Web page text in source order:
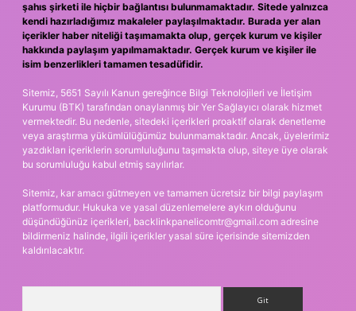
şahıs şirketi ile hiçbir bağlantısı bulunmamaktadır. Sitede yalnızca
kendi hazırladığımız makaleler paylaşılmaktadır. Burada yer alan
içerikler haber niteliği taşımamakta olup, gerçek kurum ve kişiler
hakkında paylaşım yapılmamaktadır. Gerçek kurum ve kişiler ile
isim benzerlikleri tamamen tesadüfidir.
Sitemiz, 5651 Sayılı Kanun gereğince Bilgi Teknolojileri ve İletişim
Kurumu (BTK) tarafından onaylanmış bir Yer Sağlayıcı olarak hizmet
vermektedir. Bu nedenle, sitedeki içerikleri proaktif olarak denetleme
veya araştırma yükümlülüğümüz bulunmamaktadır. Ancak, üyelerimiz
yazdıkları içeriklerin sorumluluğunu taşımakta olup, siteye üye olarak
bu sorumluluğu kabul etmiş sayılırlar.
Sitemiz, kar amacı gütmeyen ve tamamen ücretsiz bir bilgi paylaşım
platformudur. Hukuka ve yasal düzenlemelere aykırı olduğunu
düşündüğünüz içerikleri, backlinkpanelicomtr@gmail.com adresine
bildirmeniz halinde, ilgili içerikler yasal süre içerisinde sitemizden
kaldırılacaktır.